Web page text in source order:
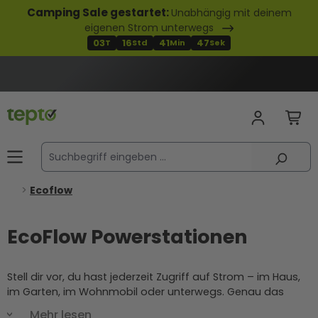
springen
Camping Sale gestartet: Unabhängig mit deinem
eigenen Strom unterwegs
03T 16Std 41Min 46Sek
Ecoflow
EcoFlow Powerstationen
Stell dir vor, du hast jederzeit Zugriff auf Strom – im Haus,
im Garten, im Wohnmobil oder unterwegs. Genau das
ermöglichen dir die EcoFlow Powerstationen. Als einer der